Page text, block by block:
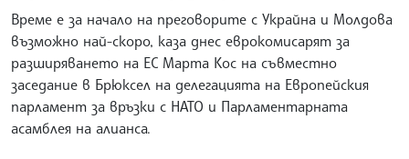
Време е за начало на преговорите с Украйна и Молдова
възможно най-скоро, каза днес еврокомисарят за
разширяването на ЕС Марта Кос на съвместно
заседание в Брюксел на делегацията на Европейския
парламент за връзки с НАТО и Парламентарната
асамблея на алианса.